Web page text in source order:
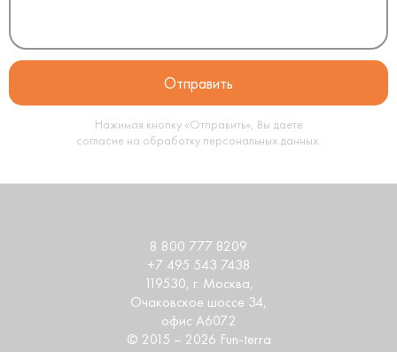
Нажимая кнопку «Отправить», Вы даете
согласие на обработку персональных данных.
© 2015 – 2026 Fun-terra
119530, г. Москва,
Очаковское шоссе 34,
офис А607.2
8 800 777 8209
+7 495 543 7438